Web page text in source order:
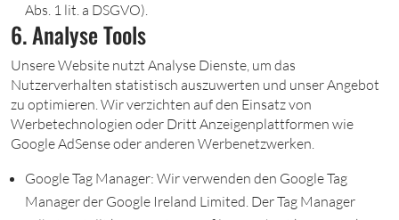
Abs. 1 lit. a DSGVO).
6. Analyse Tools
Unsere Website nutzt Analyse Dienste, um das
Nutzerverhalten statistisch auszuwerten und unser Angebot
zu optimieren. Wir verzichten auf den Einsatz von
Werbetechnologien oder Dritt Anzeigenplattformen wie
Google AdSense oder anderen Werbenetzwerken.
Google Tag Manager: Wir verwenden den Google Tag
Manager der Google Ireland Limited. Der Tag Manager